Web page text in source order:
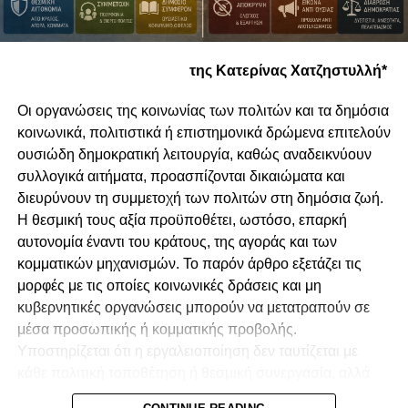
της Κατερίνας Χατζηστυλλή*
Οι οργανώσεις της κοινωνίας των πολιτών και τα δημόσια
κοινωνικά, πολιτιστικά ή επιστημονικά δρώμενα επιτελούν
ουσιώδη δημοκρατική λειτουργία, καθώς αναδεικνύουν
συλλογικά αιτήματα, προασπίζονται δικαιώματα και
διευρύνουν τη συμμετοχή των πολιτών στη δημόσια ζωή.
Η θεσμική τους αξία προϋποθέτει, ωστόσο, επαρκή
αυτονομία έναντι του κράτους, της αγοράς και των
κομματικών μηχανισμών. Το παρόν άρθρο εξετάζει τις
μορφές με τις οποίες κοινωνικές δράσεις και μη
κυβερνητικές οργανώσεις μπορούν να μετατραπούν σε
μέσα προσωπικής ή κομματικής προβολής.
Υποστηρίζεται ότι η εργαλειοποίηση δεν ταυτίζεται με
προκύπτει όταν αποκρύπτονται οι πραγματικές σχέσεις